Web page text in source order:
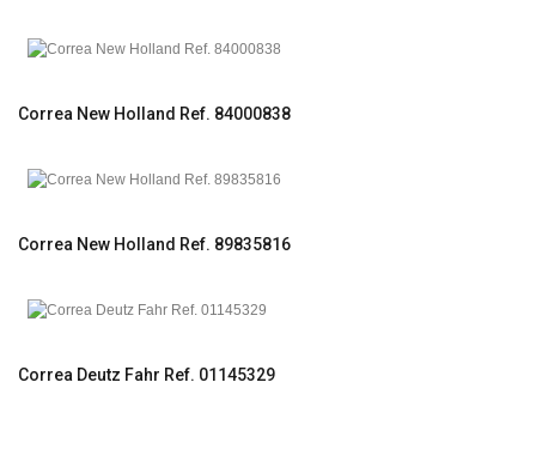
Correa New Holland Ref. 84000838
Correa New Holland Ref. 89835816
Correa Deutz Fahr Ref. 01145329